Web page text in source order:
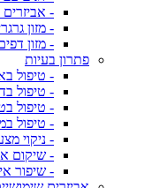
-
- מזון
- מזון
פתרון בעיות
- טיפול
- טיפול
- טיפול
- טיפול
- ניקוי
- שיקום
- שיפור